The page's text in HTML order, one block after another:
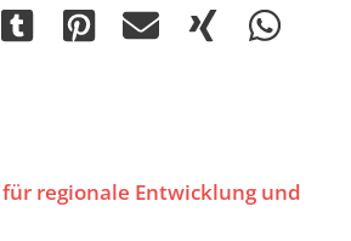
regionale Entwicklung und